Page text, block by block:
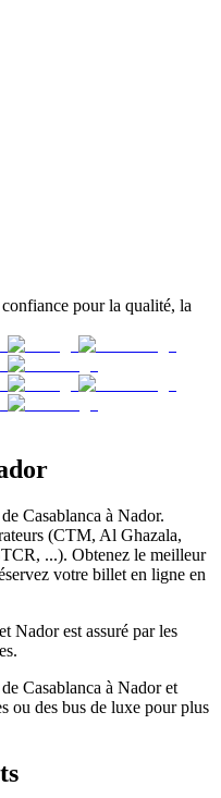
pour la qualité, la
Casablanca à Nador.
(CTM, Al Ghazala,
...). Obtenez le meilleur
votre billet en ligne en
Nador est assuré par les
Casablanca à Nador et
ou des bus de luxe pour plus